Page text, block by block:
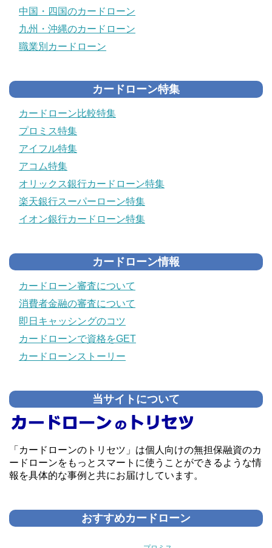
中国・四国のカードローン
九州・沖縄のカードローン
職業別カードローン
カードローン特集
カードローン比較特集
プロミス特集
アイフル特集
アコム特集
オリックス銀行カードローン特集
楽天銀行スーパーローン特集
イオン銀行カードローン特集
カードローン情報
カードローン審査について
消費者金融の審査について
即日キャッシングのコツ
カードローンで資格をGET
カードローンストーリー
当サイトについて
「カードローンのトリセツ」は個人向けの無担保融資のカ
ードローンをもっとスマートに使うことができるような情
報を具体的な事例と共にお届けしています。
おすすめカードローン